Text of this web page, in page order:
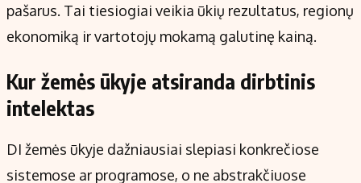
pašarus. Tai tiesiogiai veikia ūkių rezultatus, regionų
ekonomiką ir vartotojų mokamą galutinę kainą.
Kur žemės ūkyje atsiranda dirbtinis
intelektas
DI žemės ūkyje dažniausiai slepiasi konkrečiose
sistemose ar programose, o ne abstrakčiuose